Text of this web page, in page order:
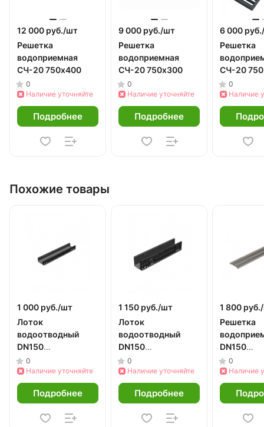
12 000 руб./шт
Решетка
водоприемная
СЧ-20 750х400
0
Наличие уточняйте
Подробнее
9 000 руб./шт
Решетка
водоприемная
СЧ-20 750х300
0
Наличие уточняйте
Подробнее
6 000 руб./
Решетка
СЧ-20
0
Наличие
Похожие товары
1 000 руб./шт
Лоток
водоотводный
DN150
пластиковый h100
0
Наличие уточняйте
Подробнее
1 150 руб./шт
Лоток
водоотводный
DN150
пластиковый h185
0
Наличие уточняйте
Подробнее
1 800 руб./
Решетка
DN150
стальная
0
Наличие